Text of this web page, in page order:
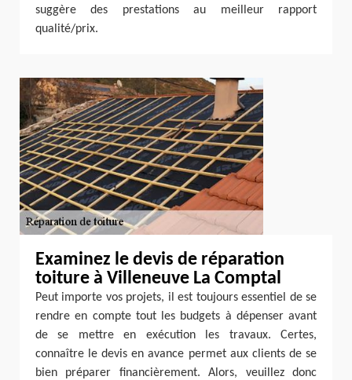
suggère des prestations au meilleur rapport
qualité/prix.
Examinez le devis de réparation
toiture à Villeneuve La Comptal
Peut importe vos projets, il est toujours essentiel de se
rendre en compte tout les budgets à dépenser avant
de se mettre en exécution les travaux. Certes,
connaître le devis en avance permet aux clients de se
bien préparer financièrement. Alors, veuillez donc